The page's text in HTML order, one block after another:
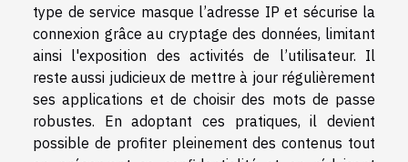
type de service masque l’adresse IP et sécurise la
connexion grâce au cryptage des données, limitant
ainsi l'exposition des activités de l’utilisateur. Il
reste aussi judicieux de mettre à jour régulièrement
ses applications et de choisir des mots de passe
robustes. En adoptant ces pratiques, il devient
possible de profiter pleinement des contenus tout